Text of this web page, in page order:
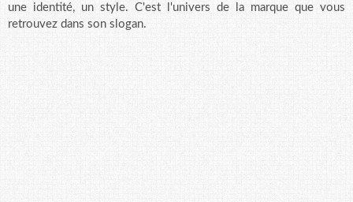
une identité, un style. C'est l'univers de la marque que vous
retrouvez dans son slogan.